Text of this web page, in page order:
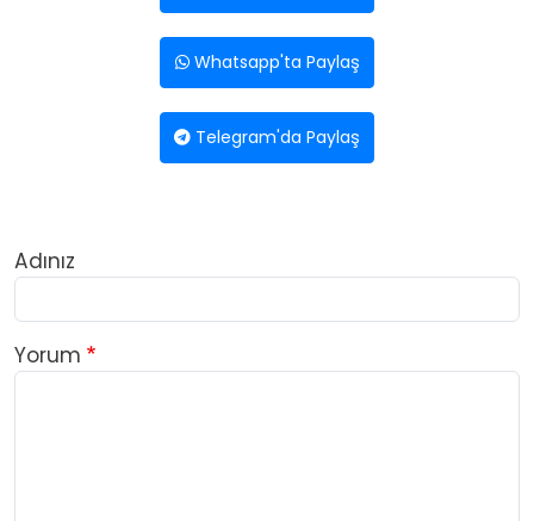
Whatsapp'ta Paylaş
Telegram'da Paylaş
Adınız
Yorum